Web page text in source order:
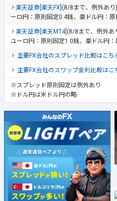
楽天証券[楽天FX] (8/8まで、例外あ
ーロ円：原則固定0.4銭、豪ドル円：
楽天証券[楽天MT4] (8/8まで、例外あ
ユーロ円：原則固定1.0銭、豪ドル円
主要FX会社のスプレッド比較はこち
主要FX会社のスワップ金利比較はこ
※スプレッド原則固定は例外あり
※ドル円は米ドル円の略